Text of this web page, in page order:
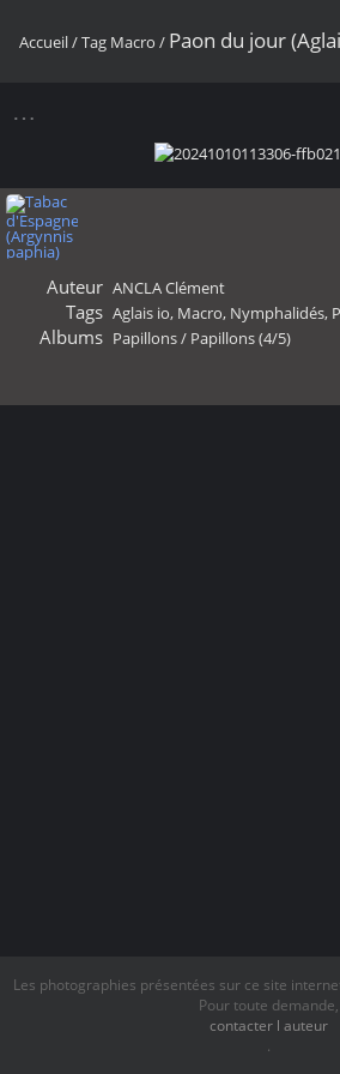
Accueil/Tag Macro / Paon du jour
Auteur ANCLA Clément
Tags Aglais io, Macro, Nymphalidés,
Albums Papillons/ Papillons (4/5)
Les photographies présentées sur ce site
Pour toute demande,
contacter l auteur
.